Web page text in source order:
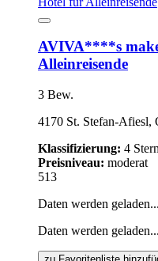
AVIVA****s
Alleinreisende
3 Bew.
4170 St. Stefan-Afiesl,
Klassifizierung: 4
Preisniveau: moderat
513
Daten werden geladen...
Daten werden geladen...